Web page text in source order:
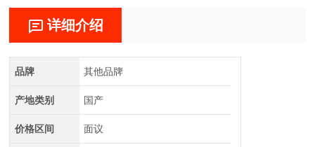
详细介绍
品牌 其他品牌
产地类别 国产
价格区间 面议